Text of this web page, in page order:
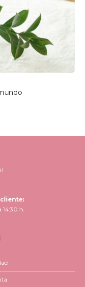
14:30 h.